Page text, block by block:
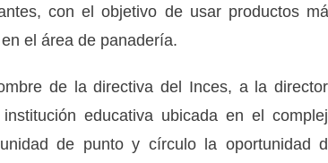
con el objetivo de usar productos
el área de panadería.
de la directiva del Inces, a la
educativa ubicada en el
de punto y círculo la oportunidad